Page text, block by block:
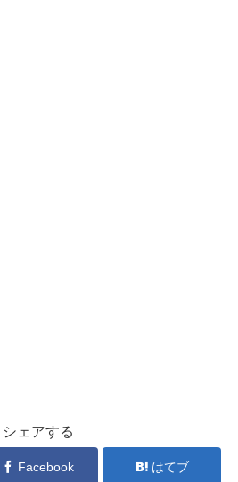
シェアする
Facebook はてブ